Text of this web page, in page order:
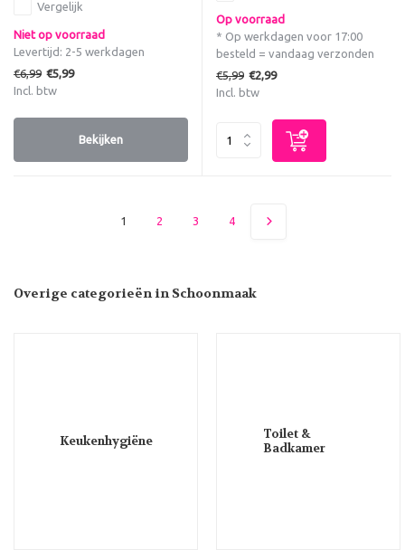
Vergelijk
Niet op voorraad
Levertijd: 2-5 werkdagen
€6,99 €5,99
Incl. btw
Bekijken
Op voorraad
* Op werkdagen voor 17:00
besteld = vandaag verzonden
€5,99 €2,99
Incl. btw
1 2 3 4
Overige categorieën in Schoonmaak
Keukenhygiëne
Toilet &
Badkamer